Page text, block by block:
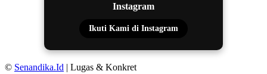
Instagram
Ikuti Kami di Instagram
© Senandika.Id | Lugas & Konkret